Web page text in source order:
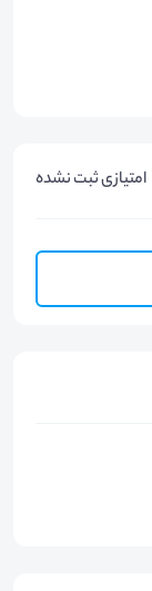
امتیازی ثبت نشده